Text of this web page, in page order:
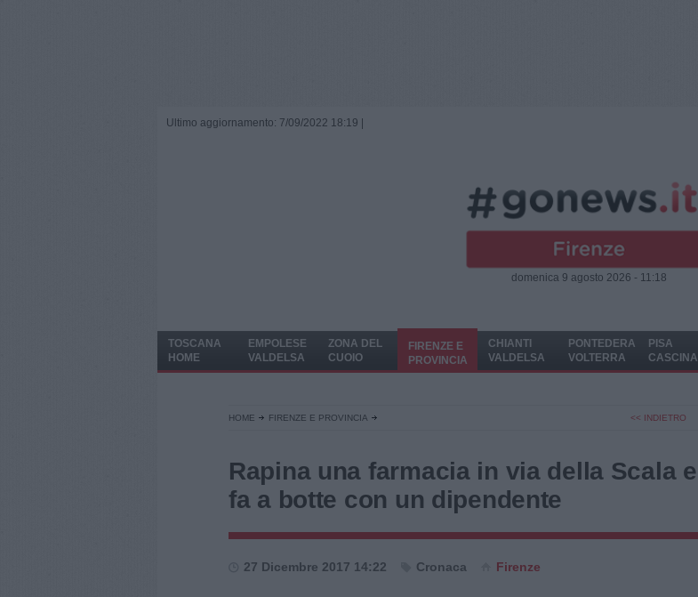
Ultimo aggiornamento: 7/09/2022 18:19 |
domenica 9 agosto 2026 - 11:18
TOSCANA
HOME
EMPOLESE
VALDELSA
ZONA DEL
CUOIO
FIRENZE E
PROVINCIA
CHIANTI
VALDELSA
PONTEDERA
VOLTERRA
PISA
CASCINA
HOME FIRENZE E PROVINCIA << INDIETRO
Rapina una farmacia in via della Scala e
fa a botte con un dipendente
27 Dicembre 2017 14:22 Cronaca Firenze